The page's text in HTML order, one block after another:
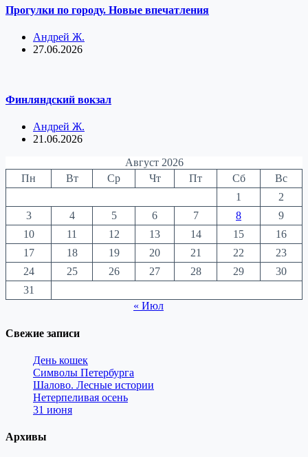
Прогулки по городу. Новые впечатления
Андрей Ж.
27.06.2026
Финляндский вокзал
Андрей Ж.
21.06.2026
Август 2026
Пн
Вт Ср Чт Пт Сб
Вс
1
2
3
4 5 6 7 8
9
10
11 12 13 14 15
16
17
18 19 20 21 22
23
24
25 26 27 28 29
30
31
« Июл
Свежие записи
День кошек
Символы Петербурга
Шалово. Лесные истории
Нетерпеливая осень
31 июня
Архивы